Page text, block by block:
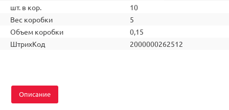
шт. в кор.
10
Вес коробки
5
Объем коробки
0,15
ШтрихКод
2000000262512
Описание